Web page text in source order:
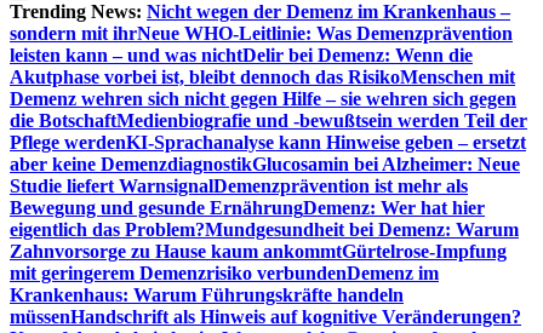
Trending News: Nicht wegen der Demenz im Krankenhaus –
sondern mit ihrNeue WHO-Leitlinie: Was Demenzprävention
leisten kann – und was nichtDelir bei Demenz: Wenn die
Akutphase vorbei ist, bleibt dennoch das RisikoMenschen mit
Demenz wehren sich nicht gegen Hilfe – sie wehren sich gegen
die BotschaftMedienbiografie und -bewußtsein werden Teil der
Pflege werdenKI-Sprachanalyse kann Hinweise geben – ersetzt
aber keine DemenzdiagnostikGlucosamin bei Alzheimer: Neue
Studie liefert WarnsignalDemenzprävention ist mehr als
Bewegung und gesunde ErnährungDemenz: Wer hat hier
eigentlich das Problem?Mundgesundheit bei Demenz: Warum
Zahnvorsorge zu Hause kaum ankommtGürtelrose-Impfung
mit geringerem Demenzrisiko verbundenDemenz im
Krankenhaus: Warum Führungskräfte handeln
müssenHandschrift als Hinweis auf kognitive Veränderungen?